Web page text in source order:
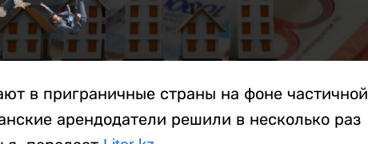
в приграничные страны на фоне частичной
арендодатели решили в несколько раз